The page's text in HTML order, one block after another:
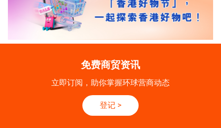
免费商贸资讯
立即订阅，助你掌握环球营商动态
登记 >